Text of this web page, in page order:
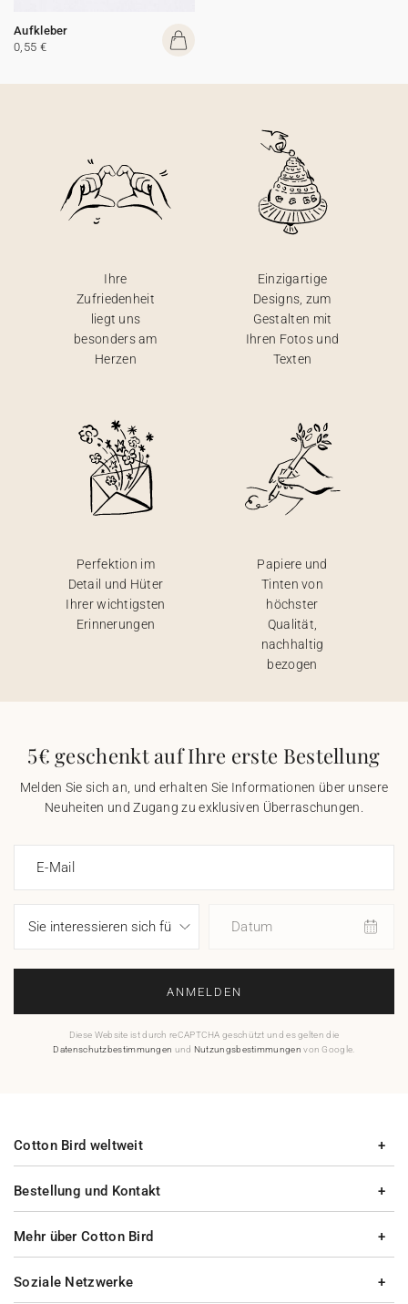
Aufkleber
0,55 €
Ihre
Zufriedenheit
liegt uns
besonders am
Herzen
Einzigartige
Designs, zum
Gestalten mit
Ihren Fotos und
Texten
Perfektion im
Detail und Hüter
Ihrer wichtigsten
Erinnerungen
Papiere und
Tinten von
höchster
Qualität,
nachhaltig
bezogen
5€ geschenkt auf Ihre erste Bestellung
Melden Sie sich an, und erhalten Sie Informationen über unsere
Neuheiten und Zugang zu exklusiven Überraschungen.
E-Mail
Datum
ANMELDEN
Diese Website ist durch reCAPTCHA geschützt und es gelten die
Datenschutzbestimmungen und Nutzungsbestimmungen von Google.
Bestellung und Kontakt
Mehr über Cotton Bird
Cotton Bird weltweit
Soziale Netzwerke